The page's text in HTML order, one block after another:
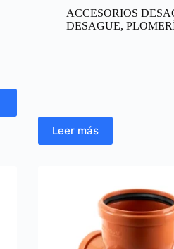
ACCESORIOS
DESAGUE,
Leer más